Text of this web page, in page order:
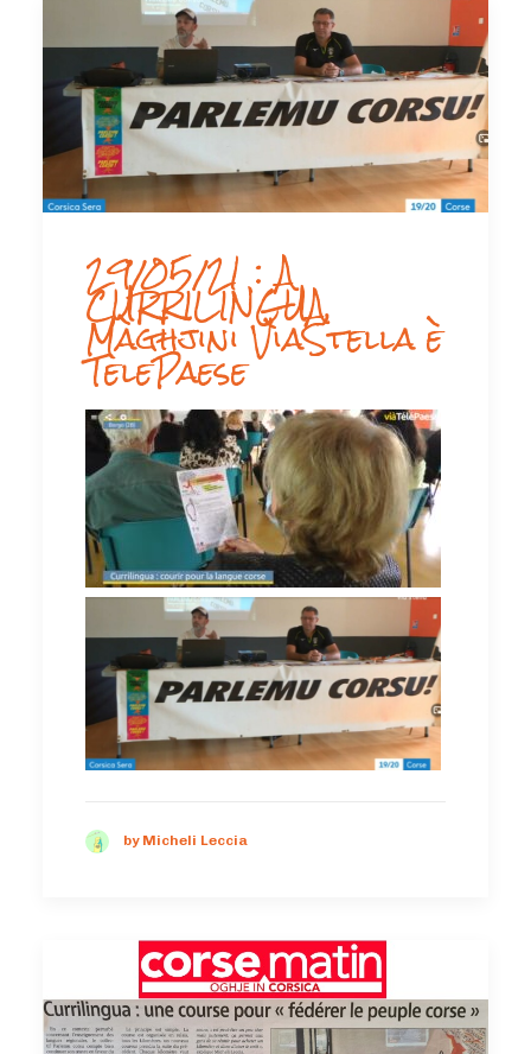
29/05/21 : A
CURRILINGUA,
Màghjini VìaStella è
TelePaese
by Micheli Leccia